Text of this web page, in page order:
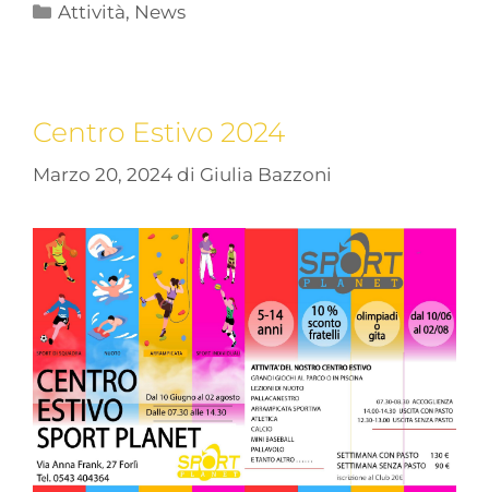
Attività, News
Centro Estivo 2024
Marzo 20, 2024 di Giulia Bazzoni